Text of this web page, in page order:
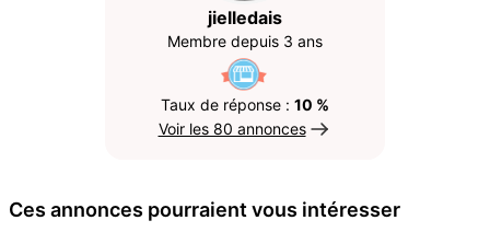
jielledais
Membre depuis 3 ans
Taux de réponse : 10 %
Voir les 80 annonces
Ces annonces pourraient vous intéresser